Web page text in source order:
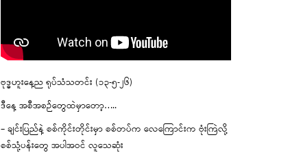
ဗုဒ္ဓဟူးနေ့ည ရုပ်သံသတင်း (၁၃-၅-၂၆)
ဒီနေ့ အစီအစဉ်တွေထဲမှာတော့…..
– ချင်းပြည်နဲ့ စစ်ကိုင်းတိုင်းမှာ စစ်တပ်က လေကြောင်းက ဗုံးကြဲလို့
စစ်သုံ့ပန်းတွေ အပါအဝင် လူသေဆုံး